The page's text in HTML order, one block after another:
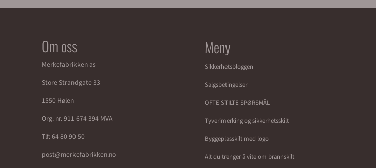
Om oss
Merkefabrikken as
Store Strandgate 33
1550 Hølen
Org. nr. 911 674 394 MVA
Tlf:64 80 90 50
post@merkefabrikken.no
Meny
Sikkerhetsbloggen
Salgsbetingelser
OFTE STILTE SPØRSMÅL
Tyverimerking og sikkerhetsskilt
Byggeplasskilt med logo
Alt du trenger å vite om brannskilt